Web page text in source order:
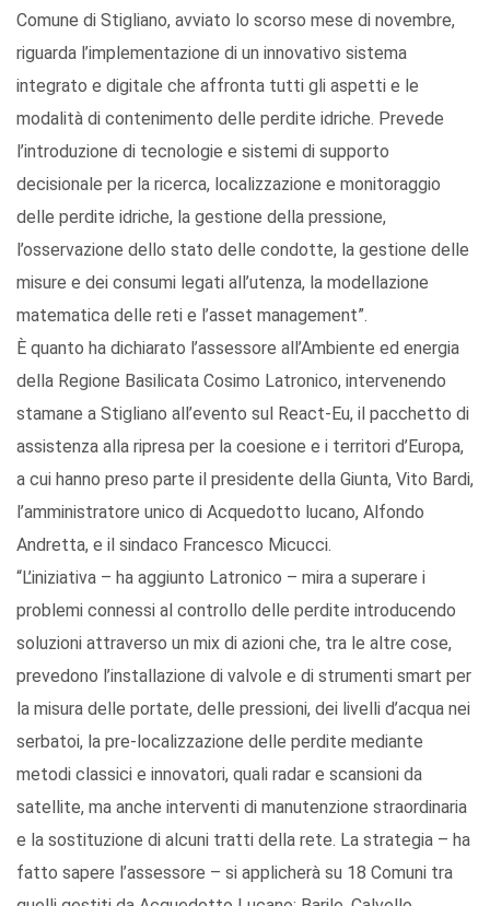
Comune di Stigliano, avviato lo scorso mese di novembre,
riguarda l’implementazione di un innovativo sistema
integrato e digitale che affronta tutti gli aspetti e le
modalità di contenimento delle perdite idriche. Prevede
l’introduzione di tecnologie e sistemi di supporto
decisionale per la ricerca, localizzazione e monitoraggio
delle perdite idriche, la gestione della pressione,
l’osservazione dello stato delle condotte, la gestione delle
misure e dei consumi legati all’utenza, la modellazione
matematica delle reti e l’asset management”.
È quanto ha dichiarato l’assessore all’Ambiente ed energia
della Regione Basilicata Cosimo Latronico, intervenendo
stamane a Stigliano all’evento sul React-Eu, il pacchetto di
assistenza alla ripresa per la coesione e i territori d’Europa,
a cui hanno preso parte il presidente della Giunta, Vito Bardi,
l’amministratore unico di Acquedotto lucano, Alfondo
Andretta, e il sindaco Francesco Micucci.
“L’iniziativa – ha aggiunto Latronico – mira a superare i
problemi connessi al controllo delle perdite introducendo
soluzioni attraverso un mix di azioni che, tra le altre cose,
prevedono l’installazione di valvole e di strumenti smart per
la misura delle portate, delle pressioni, dei livelli d’acqua nei
serbatoi, la pre-localizzazione delle perdite mediante
metodi classici e innovatori, quali radar e scansioni da
satellite, ma anche interventi di manutenzione straordinaria
e la sostituzione di alcuni tratti della rete. La strategia – ha
fatto sapere l’assessore – si applicherà su 18 Comuni tra